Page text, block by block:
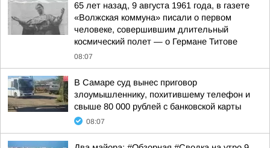
65 лет назад, 9 августа 1961 года, в газете
«Волжская коммуна» писали о первом
человеке, совершившим длительный
космический полет — о Германе Титове
08:07
В Самаре суд вынес приговор
злоумышленнику, похитившему телефон и
свыше 80 000 рублей с банковской карты
08:07